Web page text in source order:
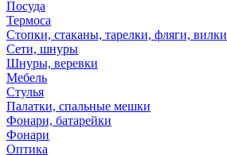
Посуда
Термоса
Стопки, стаканы, тарелки, фляги, вилки
Сети, шнуры
Шнуры, веревки
Мебель
Стулья
Палатки, спальные мешки
Фонари, батарейки
Фонари
Оптика